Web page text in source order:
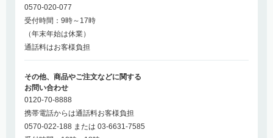
0570-020-077
受付時間：9時～17時
（年末年始は休業）
通話料はお客様負担
その他、商品やご注文などに関する
お問い合わせ
0120-70-8888
携帯電話からは通話料お客様負担
0570-022-188 または 03-6631-7585